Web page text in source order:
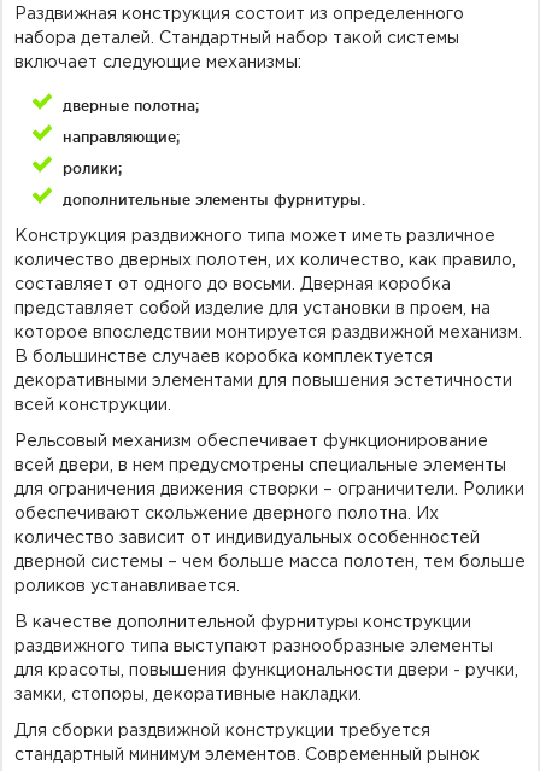
Раздвижная конструкция состоит из определенного
набора деталей. Стандартный набор такой системы
включает следующие механизмы:
дверные полотна;
направляющие;
ролики;
дополнительные элементы фурнитуры.
Конструкция раздвижного типа может иметь различное
количество дверных полотен, их количество, как правило,
составляет от одного до восьми. Дверная коробка
представляет собой изделие для установки в проем, на
которое впоследствии монтируется раздвижной механизм.
В большинстве случаев коробка комплектуется
декоративными элементами для повышения эстетичности
всей конструкции.
Рельсовый механизм обеспечивает функционирование
всей двери, в нем предусмотрены специальные элементы
для ограничения движения створки – ограничители. Ролики
обеспечивают скольжение дверного полотна. Их
количество зависит от индивидуальных особенностей
дверной системы – чем больше масса полотен, тем больше
роликов устанавливается.
В качестве дополнительной фурнитуры конструкции
раздвижного типа выступают разнообразные элементы
для красоты, повышения функциональности двери - ручки,
замки, стопоры, декоративные накладки.
Для сборки раздвижной конструкции требуется
стандартный минимум элементов. Современный рынок